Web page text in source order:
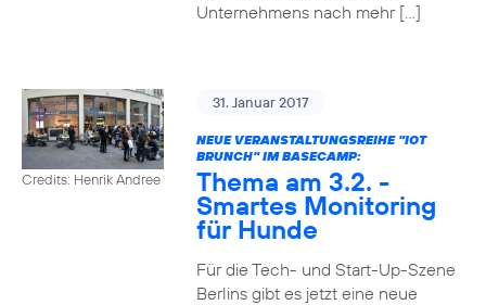
Unternehmens nach mehr […]
Credits: Henrik Andree
31. Januar 2017
NEUE VERANSTALTUNGSREIHE "IOT
BRUNCH" IM BASECAMP:
Thema am 3.2. -
Smartes Monitoring
für Hunde
Für die Tech- und Start-Up-Szene
Berlins gibt es jetzt eine neue